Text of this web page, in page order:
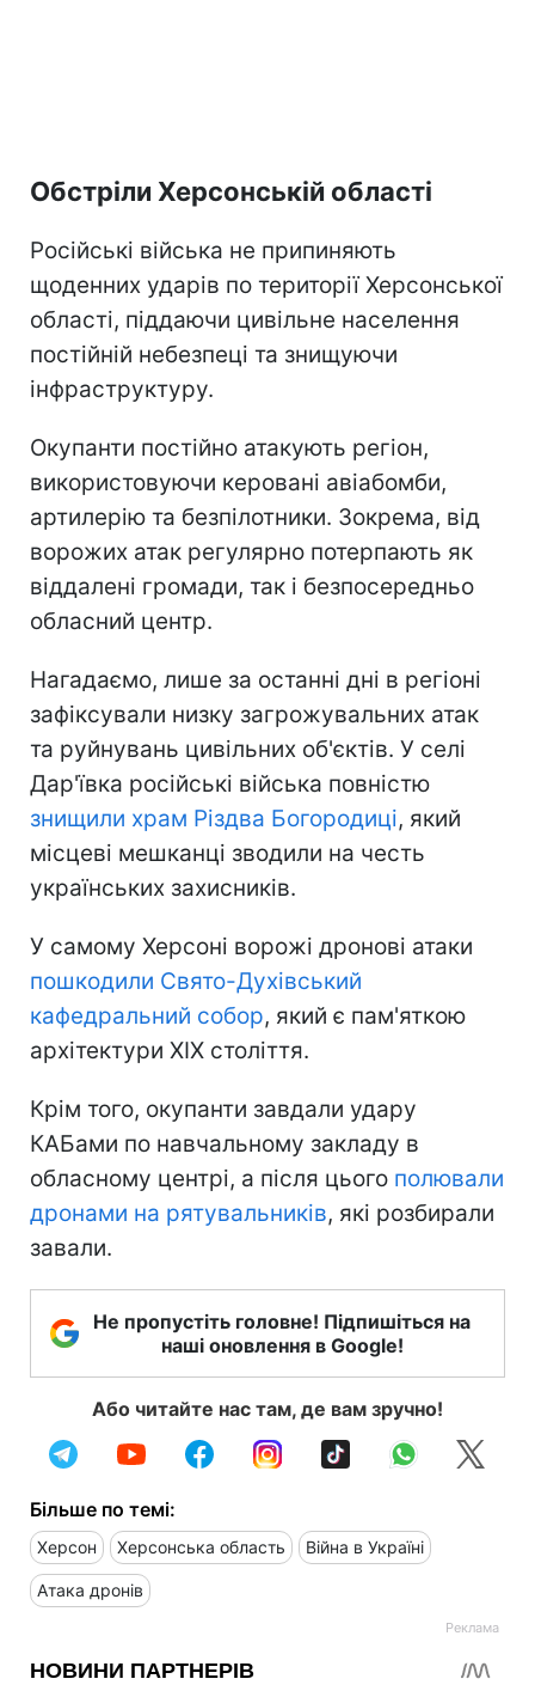
Обстріли Херсонській області
Російські війська не припиняють
щоденних ударів по території Херсонської
області, піддаючи цивільне населення
постійній небезпеці та знищуючи
інфраструктуру.
Окупанти постійно атакують регіон,
використовуючи керовані авіабомби,
артилерію та безпілотники. Зокрема, від
ворожих атак регулярно потерпають як
віддалені громади, так і безпосередньо
обласний центр.
Нагадаємо, лише за останні дні в регіоні
зафіксували низку загрожувальних атак
та руйнувань цивільних об'єктів. У селі
Дар'ївка російські війська повністю
знищили храм Різдва Богородиці, який
місцеві мешканці зводили на честь
українських захисників.
У самому Херсоні ворожі дронові атаки
пошкодили Свято-Духівський
кафедральний собор, який є пам'яткою
архітектури XIX століття.
Крім того, окупанти завдали удару
КАБами по навчальному закладу в
обласному центрі, а після цього полювали
дронами на рятувальників, які розбирали
завали.
Не пропустіть головне! Підпишіться на
наші оновлення в Google!
Або читайте нас там, де вам зручно!
Більше по темі:
Херсон Херсонська область Війна в Україні
Атака дронів